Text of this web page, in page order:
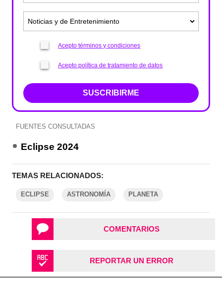
Acepto términos y condiciones
Acepto política de tratamiento de datos
SUSCRIBIRME
FUENTES CONSULTADAS
Eclipse 2024
TEMAS RELACIONADOS:
ECLIPSE ASTRONOMÍA PLANETA
COMENTARIOS
REPORTAR UN ERROR